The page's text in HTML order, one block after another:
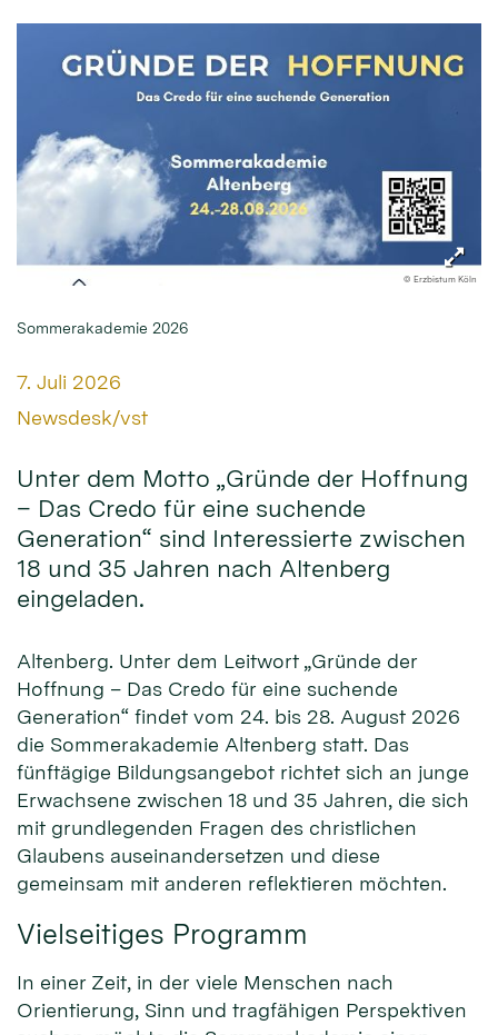
© Erzbistum Köln
Sommerakademie 2026
Datum:
7. Juli 2026
Von:
Newsdesk/vst
Unter dem Motto „Gründe der Hoffnung
– Das Credo für eine suchende
Generation“ sind Interessierte zwischen
18 und 35 Jahren nach Altenberg
eingeladen.
Altenberg. Unter dem Leitwort „Gründe der
Hoffnung – Das Credo für eine suchende
Generation“ findet vom 24. bis 28. August 2026
die Sommerakademie Altenberg statt. Das
fünftägige Bildungsangebot richtet sich an junge
Erwachsene zwischen 18 und 35 Jahren, die sich
mit grundlegenden Fragen des christlichen
Glaubens auseinandersetzen und diese
gemeinsam mit anderen reflektieren möchten.
Vielseitiges Programm
In einer Zeit, in der viele Menschen nach
Orientierung, Sinn und tragfähigen Perspektiven